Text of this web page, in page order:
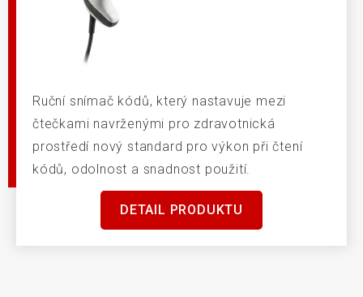
Ruční snímač kódů, který nastavuje mezi
čtečkami navrženými pro zdravotnická
prostředí nový standard pro výkon při čtení
kódů, odolnost a snadnost použití.
DETAIL PRODUKTU